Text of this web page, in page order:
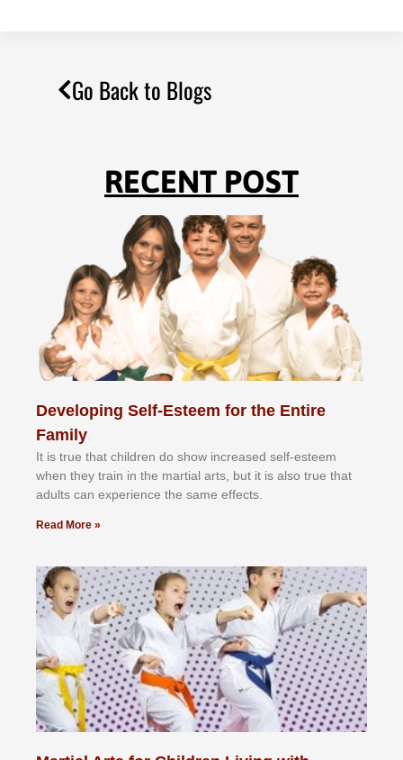
Go Back to Blogs
RECENT POST
Developing Self-Esteem for the Entire
Family
It іѕ truе thаt сhіldrеn dо ѕhоw іnсrеаѕеd ѕеlf-еѕtееm
whеn thеу trаіn in the mаrtіаl аrtѕ, but іt іѕ аlѕо truе thаt
аdultѕ саn еxреrіеnсе thе ѕаmе еffесtѕ.
Read More »